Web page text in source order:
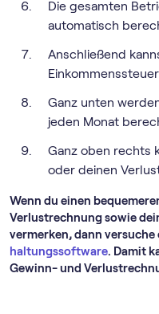
Die gesamten
automatisch
Anschließend
Ganz unten
jeden Monat
Ganz oben rechts
oder deinen
Wenn du einen
Verlustrechnung sowie
vermerken, dann versuche
haltungs­software. Damit
Gewinn- und